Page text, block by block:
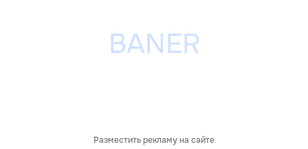
Разместить рекламу на сайте